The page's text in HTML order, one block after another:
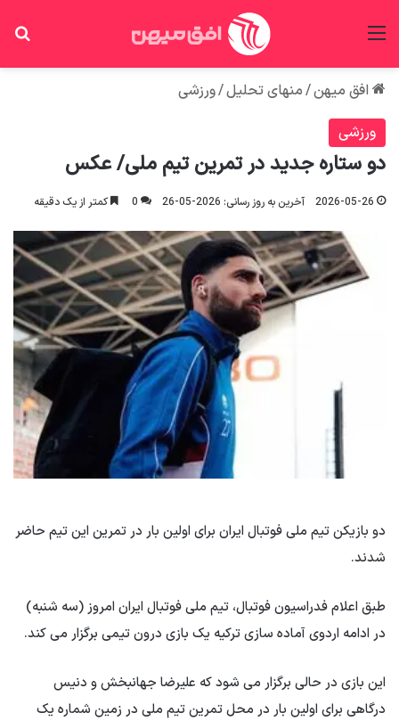
افق میهن/منهای تحلیل/ورزشی
ورزشی
دو ستاره جدید در تمرین تیم ملی/ عکس
2026-05-26 آخرین به روز رسانی: 2026-05-26 0 کمتر از یک دقیقه
دو بازیکن تیم ملی فوتبال ایران برای اولین بار در تمرین این تیم حاضر
شدند.
طبق اعلام فدراسیون فوتبال، تیم ملی فوتبال ایران امروز (سه شنبه)
در ادامه اردوی آماده سازی ترکیه یک بازی درون تیمی برگزار می کند.
این بازی در حالی برگزار می شود که علیرضا جهانبخش و دنیس
درگاهی برای اولین بار در محل تمرین تیم ملی در زمین شماره یک